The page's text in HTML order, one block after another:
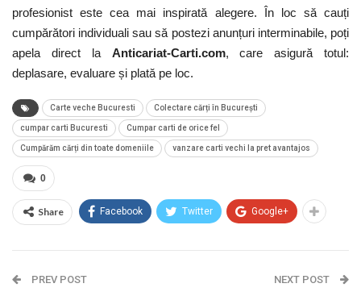
profesionist este cea mai inspirată alegere. În loc să cauți
cumpărători individuali sau să postezi anunțuri interminabile, poți
apela direct la Anticariat-Carti.com, care asigură totul:
deplasare, evaluare și plată pe loc.
Carte veche Bucuresti Colectare cărți în București
cumpar carti Bucuresti Cumpar carti de orice fel
Cumpărăm cărți din toate domeniile vanzare carti vechi la pret avantajos
0
Share Facebook Twitter Google+
PREV POST NEXT POST